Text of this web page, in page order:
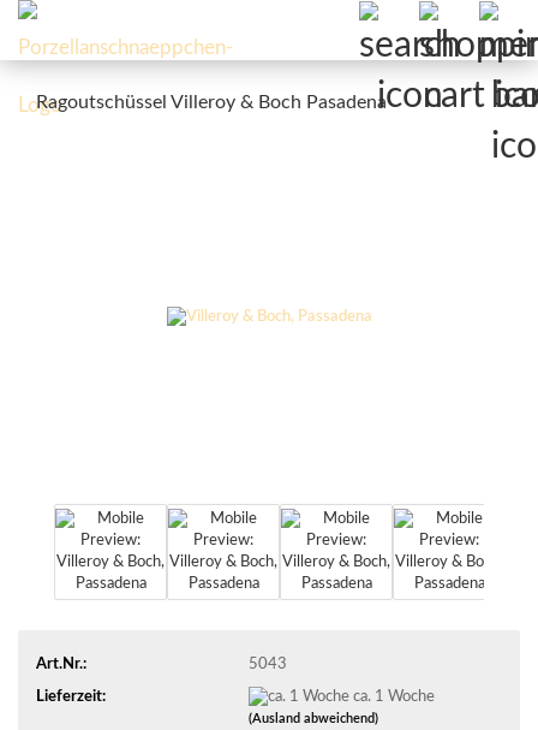
Ragoutschüssel Villeroy & Boch Pasadena
Art.Nr.: 5043
Lieferzeit: ca. 1 Woche
(Ausland abweichend)